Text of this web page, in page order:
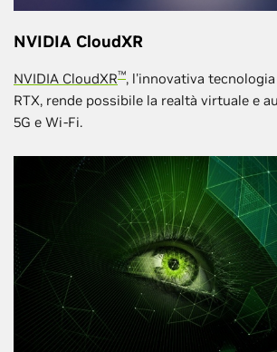
NVIDIA CloudXR
NVIDIA CloudXR™, l'innovativa
RTX, rende possibile la realtà virtuale e
5G e Wi-Fi.